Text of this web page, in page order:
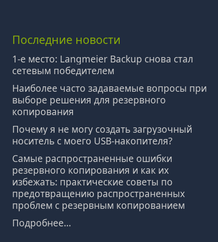
Последние новости
1-е место: Langmeier Backup снова стал
сетевым победителем
Наиболее часто задаваемые вопросы при
выборе решения для резервного
копирования
Почему я не могу создать загрузочный
носитель с моего USB-накопителя?
Самые распространенные ошибки
резервного копирования и как их
избежать: практические советы по
предотвращению распространенных
проблем с резервным копированием
Подробнее...